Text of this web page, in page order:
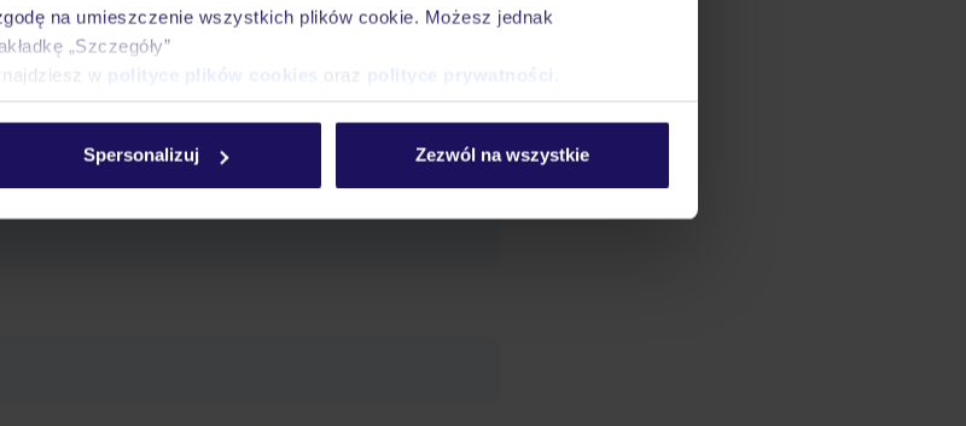
na umieszczenie wszystkich plików cookie. Możesz jednak
„Szczegóły”
w polityce plików cookies oraz polityce prywatności
Spersonalizuj Zezwól na wszystkie